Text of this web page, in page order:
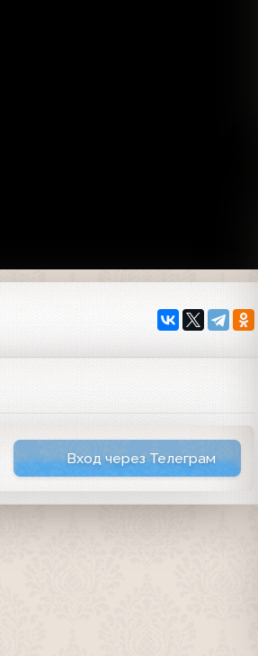
Вход через Телеграм